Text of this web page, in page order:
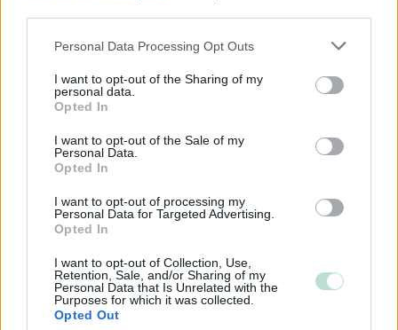
Please note that this website/app uses one or more Google
not limited to your visit or usage behaviour. You may click to
grant or deny consent to Google and its third-party tags to
use your data for below specified purposes in below Google
consent section.
Personal Data Processing Opt Outs
I want to opt-out of the Sharing of my
personal data.
Opted In
I want to opt-out of the Sale of my
Personal Data.
Opted In
I want to opt-out of processing my
Personal Data for Targeted Advertising.
Opted In
I want to opt-out of Collection, Use,
Retention, Sale, and/or Sharing of my
Personal Data that Is Unrelated with the
Purposes for which it was collected.
Opted Out
Toimiala
Informaatio ja viestintä
Julkinen hallinto
Kansainvälisten organisaatioiden ja toimielinten
Kuljetusliike­toiminta
Majoitus- ja ravitsemistoiminta
Palveluliiketoiminta
Rahoitus- ja vakuutustoiminta
Teollisuus
Terveys- ja sosiaalipalvelut